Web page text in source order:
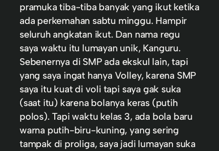
pramuka tiba-tiba banyak yang ikut ketika
ada perkemahan sabtu minggu. Hampir
seluruh angkatan ikut. Dan nama regu
saya waktu itu lumayan unik, Kanguru.
Sebenernya di SMP ada ekskul lain, tapi
yang saya ingat hanya Volley, karena SMP
saya itu kuat di voli tapi saya gak suka
(saat itu) karena bolanya keras (putih
polos). Tapi waktu kelas 3, ada bola baru
warna putih-biru-kuning, yang sering
tampak di proliga, saya jadi lumayan suka